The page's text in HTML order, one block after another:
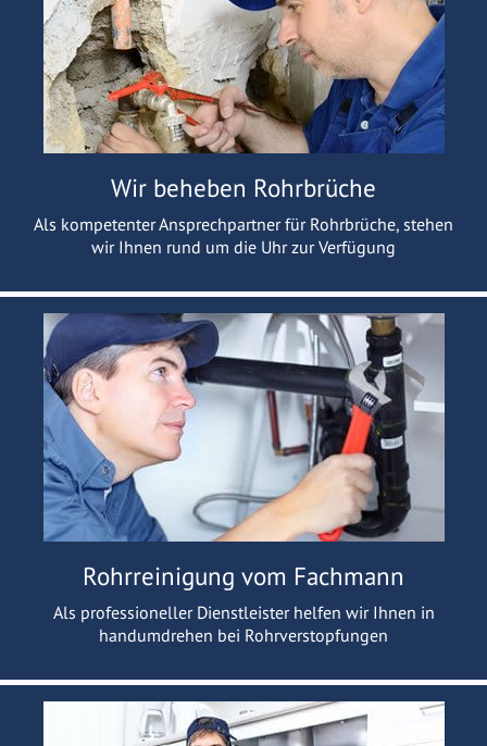
Wir beheben Rohrbrüche
Als kompetenter Ansprechpartner für Rohrbrüche, stehen
wir Ihnen rund um die Uhr zur Verfügung
Rohrreinigung vom Fachmann
Als professioneller Dienstleister helfen wir Ihnen in
handumdrehen bei Rohrverstopfungen